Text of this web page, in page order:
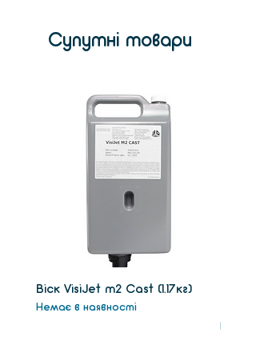
Супутні товари
Віск VisiJet m2 Сast (1.17кг)
Немає в наявності
Немає